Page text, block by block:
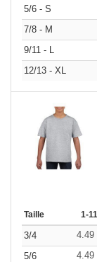
5/6 - S
7/8 - M
9/11 - L
12/13 - XL
Taille 1-11
3/4 4.49
5/6
4.49